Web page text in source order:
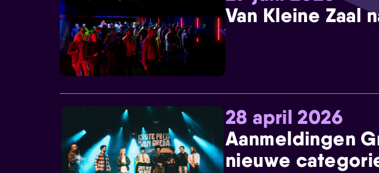
Van Kleine Zaal
28 april 2026
Aanmeldingen
nieuwe